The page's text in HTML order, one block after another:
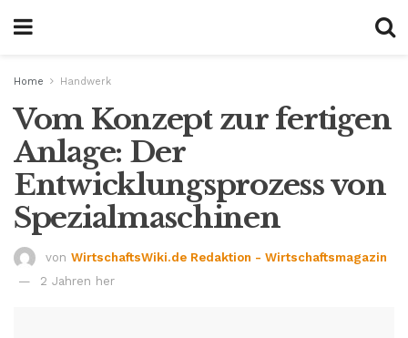
Home Handwerk
Vom Konzept zur fertigen
Anlage: Der
Entwicklungsprozess von
Spezialmaschinen
von WirtschaftsWiki.de Redaktion - Wirtschaftsmagazin
2 Jahren her